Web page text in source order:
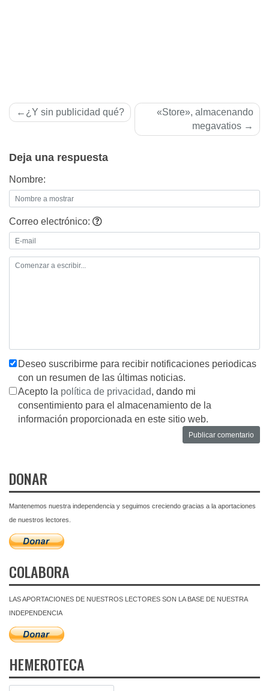
Navegación
¿Y sin publicidad qué?
«Store», almacenando
megavatios
Deja una respuesta
Nombre:
Correo electrónico:
Deseo suscribirme para recibir notificaciones periodicas
con un resumen de las últimas noticias.
Acepto la política de privacidad, dando mi
consentimiento para el almacenamiento de la
información proporcionada en este sitio web.
DONAR
Mantenemos nuestra independencia y seguimos creciendo gracias a la aportaciones
de nuestros lectores.
COLABORA
LAS APORTACIONES DE NUESTROS LECTORES SON LA BASE DE NUESTRA
INDEPENDENCIA
HEMEROTECA